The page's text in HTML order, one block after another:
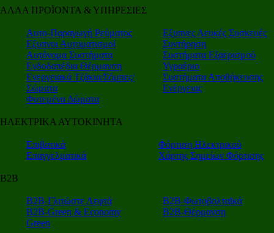
ΑΛΛΑ ΠΡΟΪΟΝΤΑ & ΥΠΗΡΕΣΙΕΣ
Αυτο-Παραγωγή Ρεύματος
Εξυπνοι Αυτοματισμοί
Αυτόνομα Συστήματα
Ενδοδαπέδια Θέρμανση
Ενεργειακά Τζάκια/Σόμπες/
Σώματα
Φυτεμένα Δώματα
Εξυπνες Λευκές Συσκευές
Συντήρηση
Συστήματα Εξαερισμού
Υγραέριο
Συστήματα Αποθήκευσης
Ενέργειας
ΗΛΕΚΤΡΙΚΑ ΑΥΤΟΚΙΝΗΤΑ
Επιβατικά
Επαγγελματικά
Φόρτιση Ηλεκτρικού
Χάρτης Σημείων Φόρτισης
Β2Β
Β2Β-Γλιτώστε Λεφτά
Β2Β-Green & Economy
Green
Β2Β-Φωτοβολταϊκά
Β2Β-Θέρμανση